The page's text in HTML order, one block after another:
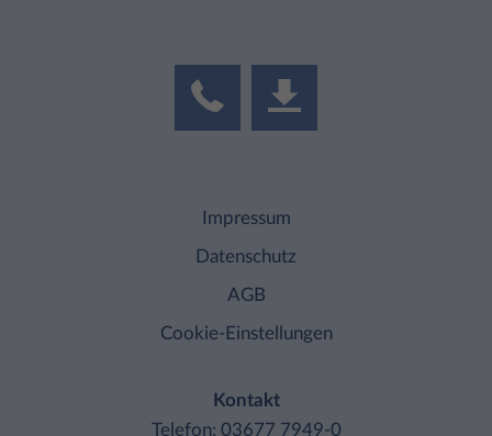
Impressum
Datenschutz
AGB
Cookie-Einstellungen
Kontakt
Telefon: 03677 7949-0